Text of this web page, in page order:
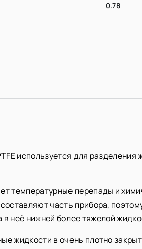
0.78
используется для
температурные перепады и
часть прибора,
в неё нижней более тяжелой
жидкости в очень плотно